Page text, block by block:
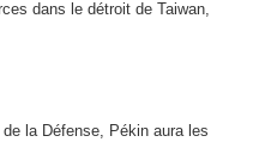
dans le détroit de Taiwan,
la Défense, Pékin aura les